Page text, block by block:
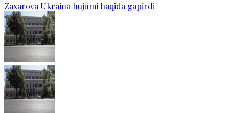
Zaxarova Ukraina hujumi haqida gapirdi